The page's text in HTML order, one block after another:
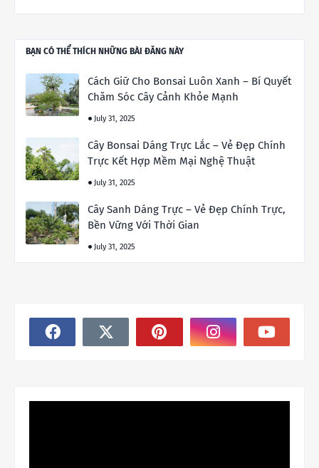
BẠN CÓ THỂ THÍCH NHỮNG BÀI ĐĂNG NÀY
Cách Giữ Cho Bonsai Luôn Xanh – Bí Quyết
Chăm Sóc Cây Cảnh Khỏe Mạnh
July 31, 2025
Cây Bonsai Dáng Trực Lắc – Vẻ Đẹp Chính
Trực Kết Hợp Mềm Mại Nghệ Thuật
July 31, 2025
Cây Sanh Dáng Trực – Vẻ Đẹp Chính Trực,
Bền Vững Với Thời Gian
July 31, 2025